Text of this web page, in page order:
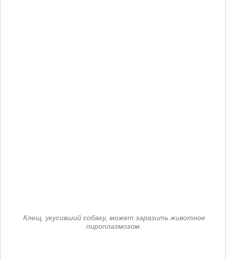
Клещ, укусивший собаку, может заразить животное
пироплазмозом.